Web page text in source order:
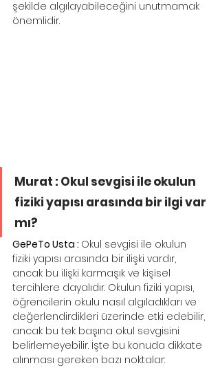
şekilde algılayabileceğini unutmamak
önemlidir.
Murat : Okul sevgisi ile okulun
fiziki yapısı arasında bir ilgi var
mı?
GePeTo Usta : Okul sevgisi ile okulun
fiziki yapısı arasında bir ilişki vardır,
ancak bu ilişki karmaşık ve kişisel
tercihlere dayalıdır. Okulun fiziki yapısı,
öğrencilerin okulu nasıl algıladıkları ve
değerlendirdikleri üzerinde etki edebilir,
ancak bu tek başına okul sevgisini
belirlemeyebilir. İşte bu konuda dikkate
alınması gereken bazı noktalar: